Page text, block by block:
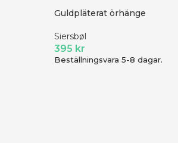
Guldpläterat örhänge
Siersbøl
395 kr
Beställningsvara 5-8 dagar.